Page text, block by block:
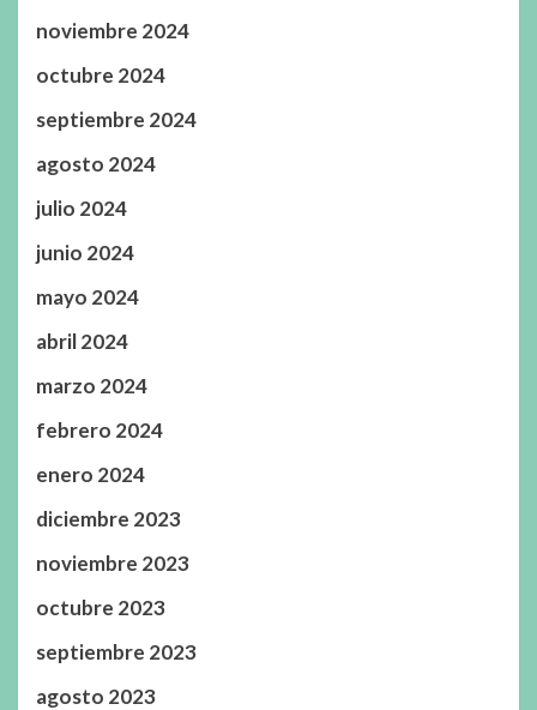
noviembre 2024
octubre 2024
septiembre 2024
agosto 2024
julio 2024
junio 2024
mayo 2024
abril 2024
marzo 2024
febrero 2024
enero 2024
diciembre 2023
noviembre 2023
octubre 2023
septiembre 2023
agosto 2023